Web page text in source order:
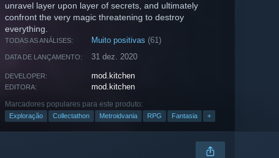
unravel layer upon layer of secrets, and ultimately
confront the very magic threatening to destroy
everything.
TODAS AS ANÁLISES: Muito positivas (61)
DATA DE LANÇAMENTO: 31 dez. 2020
DEVELOPER: mod.kitchen
EDITORA: mod.kitchen
Marcadores populares para este produto:
Exploração Collectathon Metroidvania RPG Fantasia +